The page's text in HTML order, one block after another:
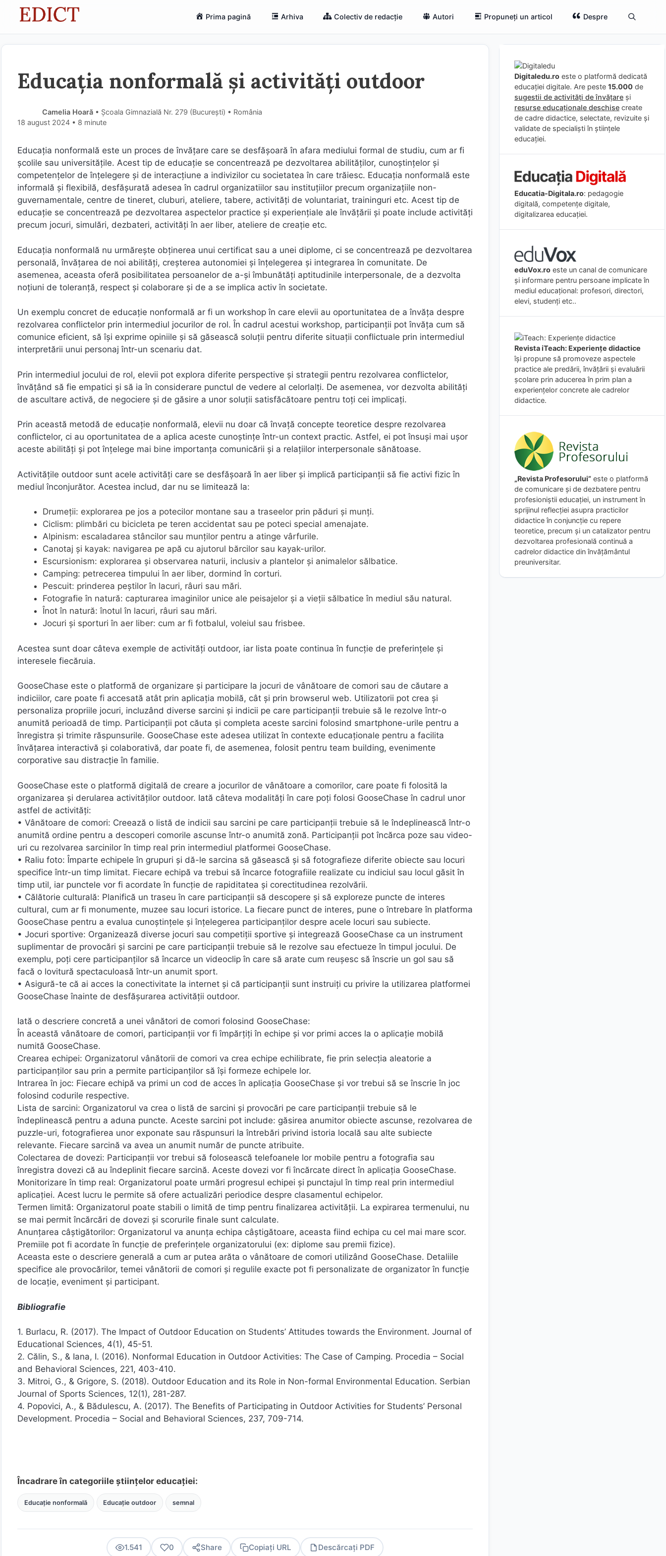
Prima pagină Arhiva Colectiv de redacție Autori Propuneți un articol Despre
Educația nonformală și activități outdoor
Camelia Hoară • Școala Gimnazială Nr. 279 (Bucureşti) • România
18 august 2024 • 8 minute
Educația nonformală este un proces de învățare care se desfășoară în afara mediului formal de studiu, cum ar fi
școlile sau universitățile. Acest tip de educație se concentrează pe dezvoltarea abilităților, cunoștințelor și
competențelor de înțelegere și de interacțiune a indivizilor cu societatea în care trăiesc. Educația nonformală este
informală și flexibilă, desfășurată adesea în cadrul organizatiilor sau instituțiilor precum organizațiile non-
guvernamentale, centre de tineret, cluburi, ateliere, tabere, activități de voluntariat, traininguri etc. Acest tip de
educație se concentrează pe dezvoltarea aspectelor practice și experiențiale ale învățării și poate include activități
precum jocuri, simulări, dezbateri, activități în aer liber, ateliere de creație etc.
Educația nonformală nu urmărește obținerea unui certificat sau a unei diplome, ci se concentrează pe dezvoltarea
personală, învățarea de noi abilități, creșterea autonomiei și înțelegerea și integrarea în comunitate. De
asemenea, aceasta oferă posibilitatea persoanelor de a-și îmbunătăți aptitudinile interpersonale, de a dezvolta
noțiuni de toleranță, respect și colaborare și de a se implica activ în societate.
Un exemplu concret de educație nonformală ar fi un workshop în care elevii au oportunitatea de a învăța despre
rezolvarea conflictelor prin intermediul jocurilor de rol. În cadrul acestui workshop, participanții pot învăța cum să
comunice eficient, să își exprime opiniile și să găsească soluții pentru diferite situații conflictuale prin intermediul
interpretării unui personaj într-un scenariu dat.
Prin intermediul jocului de rol, elevii pot explora diferite perspective și strategii pentru rezolvarea conflictelor,
învățând să fie empatici și să ia în considerare punctul de vedere al celorlalți. De asemenea, vor dezvolta abilități
de ascultare activă, de negociere și de găsire a unor soluții satisfăcătoare pentru toți cei implicați.
Prin această metodă de educație nonformală, elevii nu doar că învață concepte teoretice despre rezolvarea
conflictelor, ci au oportunitatea de a aplica aceste cunoștințe într-un context practic. Astfel, ei pot însuși mai ușor
aceste abilități și pot înțelege mai bine importanța comunicării și a relațiilor interpersonale sănătoase.
Activitățile outdoor sunt acele activități care se desfășoară în aer liber și implică participanții să fie activi fizic în
mediul înconjurător. Acestea includ, dar nu se limitează la:
Drumeții: explorarea pe jos a potecilor montane sau a traseelor prin păduri și munți.
Ciclism: plimbări cu bicicleta pe teren accidentat sau pe poteci special amenajate.
Alpinism: escaladarea stâncilor sau munților pentru a atinge vârfurile.
Canotaj și kayak: navigarea pe apă cu ajutorul bărcilor sau kayak-urilor.
Escursionism: explorarea și observarea naturii, inclusiv a plantelor și animalelor sălbatice.
Camping: petrecerea timpului în aer liber, dormind în corturi.
Pescuit: prinderea peștilor în lacuri, râuri sau mări.
Fotografie în natură: capturarea imaginilor unice ale peisajelor și a vieții sălbatice în mediul său natural.
Înot în natură: înotul în lacuri, râuri sau mări.
Jocuri și sporturi în aer liber: cum ar fi fotbalul, voleiul sau frisbee.
Acestea sunt doar câteva exemple de activități outdoor, iar lista poate continua în funcție de preferințele și
interesele fiecăruia.
GooseChase este o platformă de organizare și participare la jocuri de vânătoare de comori sau de căutare a
indiciilor, care poate fi accesată atât prin aplicația mobilă, cât și prin browserul web. Utilizatorii pot crea și
personaliza propriile jocuri, incluzând diverse sarcini și indicii pe care participanții trebuie să le rezolve într-o
anumită perioadă de timp. Participanții pot căuta și completa aceste sarcini folosind smartphone-urile pentru a
înregistra și trimite răspunsurile. GooseChase este adesea utilizat în contexte educaționale pentru a facilita
învățarea interactivă și colaborativă, dar poate fi, de asemenea, folosit pentru team building, evenimente
corporative sau distracție în familie.
GooseChase este o platformă digitală de creare a jocurilor de vânătoare a comorilor, care poate fi folosită la
organizarea și derularea activităților outdoor. Iată câteva modalități în care poți folosi GooseChase în cadrul unor
astfel de activități:
• Vânătoare de comori: Creează o listă de indicii sau sarcini pe care participanții trebuie să le îndeplinească într-o
anumită ordine pentru a descoperi comorile ascunse într-o anumită zonă. Participanții pot încărca poze sau video-
uri cu rezolvarea sarcinilor în timp real prin intermediul platformei GooseChase.
• Raliu foto: Împarte echipele în grupuri și dă-le sarcina să găsească și să fotografieze diferite obiecte sau locuri
specifice într-un timp limitat. Fiecare echipă va trebui să încarce fotografiile realizate cu indiciul sau locul găsit în
timp util, iar punctele vor fi acordate în funcție de rapiditatea și corectitudinea rezolvării.
• Călătorie culturală: Planifică un traseu în care participanții să descopere și să exploreze puncte de interes
cultural, cum ar fi monumente, muzee sau locuri istorice. La fiecare punct de interes, pune o întrebare în platforma
GooseChase pentru a evalua cunoștințele și înțelegerea participanților despre acele locuri sau subiecte.
• Jocuri sportive: Organizează diverse jocuri sau competiții sportive și integrează GooseChase ca un instrument
suplimentar de provocări și sarcini pe care participanții trebuie să le rezolve sau efectueze în timpul jocului. De
exemplu, poți cere participanților să încarce un videoclip în care să arate cum reușesc să înscrie un gol sau să
facă o lovitură spectaculoasă într-un anumit sport.
• Asigură-te că ai acces la conectivitate la internet și că participanții sunt instruiți cu privire la utilizarea platformei
GooseChase înainte de desfășurarea activității outdoor.
Iată o descriere concretă a unei vânători de comori folosind GooseChase:
În această vânătoare de comori, participanții vor fi împărțiți în echipe și vor primi acces la o aplicație mobilă
numită GooseChase.
Crearea echipei: Organizatorul vânătorii de comori va crea echipe echilibrate, fie prin selecția aleatorie a
participanților sau prin a permite participanților să își formeze echipele lor.
Intrarea în joc: Fiecare echipă va primi un cod de acces în aplicația GooseChase și vor trebui să se înscrie în joc
folosind codurile respective.
Lista de sarcini: Organizatorul va crea o listă de sarcini și provocări pe care participanții trebuie să le
îndeplinească pentru a aduna puncte. Aceste sarcini pot include: găsirea anumitor obiecte ascunse, rezolvarea de
puzzle-uri, fotografierea unor exponate sau răspunsuri la întrebări privind istoria locală sau alte subiecte
relevante. Fiecare sarcină va avea un anumit număr de puncte atribuite.
Colectarea de dovezi: Participanții vor trebui să folosească telefoanele lor mobile pentru a fotografia sau
înregistra dovezi că au îndeplinit fiecare sarcină. Aceste dovezi vor fi încărcate direct în aplicația GooseChase.
Monitorizare în timp real: Organizatorul poate urmări progresul echipei și punctajul în timp real prin intermediul
aplicației. Acest lucru le permite să ofere actualizări periodice despre clasamentul echipelor.
Termen limită: Organizatorul poate stabili o limită de timp pentru finalizarea activității. La expirarea termenului, nu
se mai permit încărcări de dovezi și scorurile finale sunt calculate.
Anunțarea câștigătorilor: Organizatorul va anunța echipa câștigătoare, aceasta fiind echipa cu cel mai mare scor.
Premiile pot fi acordate în funcție de preferințele organizatorului (ex: diplome sau premii fizice).
Aceasta este o descriere generală a cum ar putea arăta o vânătoare de comori utilizând GooseChase. Detaliile
specifice ale provocărilor, temei vânătorii de comori și regulile exacte pot fi personalizate de organizator în funcție
de locație, eveniment și participant.
Bibliografie
1. Burlacu, R. (2017). The Impact of Outdoor Education on Students’ Attitudes towards the Environment. Journal of
Educational Sciences, 4(1), 45-51.
2. Călin, S., & Iana, I. (2016). Nonformal Education in Outdoor Activities: The Case of Camping. Procedia – Social
and Behavioral Sciences, 221, 403-410.
3. Mitroi, G., & Grigore, S. (2018). Outdoor Education and its Role in Non-formal Environmental Education. Serbian
Journal of Sports Sciences, 12(1), 281-287.
4. Popovici, A., & Bădulescu, A. (2017). The Benefits of Participating in Outdoor Activities for Students’ Personal
Development. Procedia – Social and Behavioral Sciences, 237, 709-714.
Încadrare în categoriile științelor educației:
Educație nonformală Educație outdoor semnal
1.541 0 Share Copiați URL Descărcați PDF
Digitaledu.ro este o platformă dedicată
educației digitale. Are peste 15.000 de
sugestii de activități de învățare și
resurse educaționale deschise create
de cadre didactice, selectate, revizuite și
validate de specialiști în științele
educației.
Educatia-Digitala.ro: pedagogie
digitală, competențe digitale,
digitalizarea educației.
eduVox.ro este un canal de comunicare
și informare pentru persoane implicate în
mediul educațional: profesori, directori,
elevi, studenți etc..
Revista iTeach: Experienţe didactice
îşi propune să promoveze aspectele
practice ale predării, învăţării şi evaluării
şcolare prin aducerea în prim plan a
experienţelor concrete ale cadrelor
didactice.
„Revista Profesorului” este o platformă
de comunicare și de dezbatere pentru
profesioniștii educației, un instrument în
sprijinul reflecției asupra practicilor
didactice în conjuncție cu repere
teoretice, precum și un catalizator pentru
dezvoltarea profesională continuă a
cadrelor didactice din învățământul
preuniversitar.